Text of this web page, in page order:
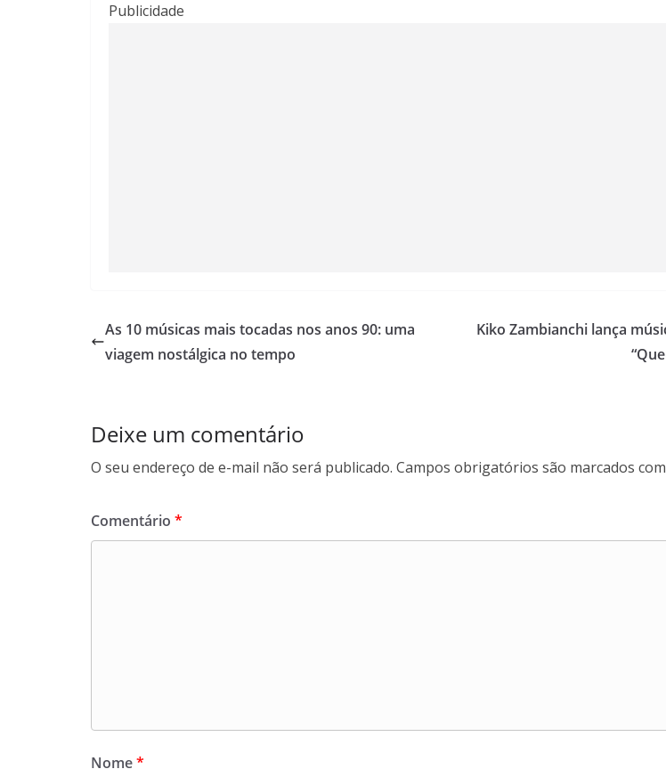
Publicidade
As 10 músicas mais tocadas nos anos 90: uma
viagem nostálgica no tempo
Kiko Zambianchi lança
Deixe um comentário
O seu endereço de e-mail não será publicado. Campos obrigatórios são marcados com
Comentário *
Nome*